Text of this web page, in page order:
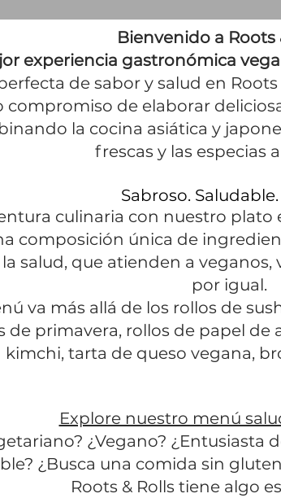
Bienvenido a Roots
experiencia gastronómica
de sabor y salud en
compromiso de elaborar
la cocina asiática y
frescas y las especias
Sabroso.
culinaria con nuestro plato
composición única de
salud, que atienden a
por igual.
va más allá de los rollos de
de primavera, rollos de papel
kimchi, tarta de queso vegana,
Explore nuestro menú
¿Vegano? ¿Entusiasta
¿Busca una comida sin
Roots & Rolls tiene algo